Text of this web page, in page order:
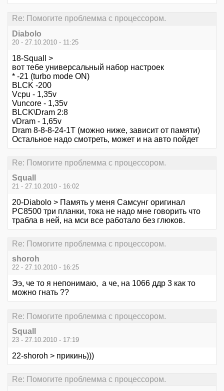
Re: Помогите проблемма с процессором.
Diabolo
20 - 27.10.2010 - 11:25
18-Squall >
вот тебе универсальный набор настроек
* -21 (turbo mode ON)
BLCK -200
Vcpu - 1,35v
Vuncore - 1,35v
BLCK\Dram 2:8
vDram - 1,65v
Dram 8-8-8-24-1T (можно ниже, зависит от памяти)
Остальное надо смотреть, может и на авто пойдет
Re: Помогите проблемма с процессором.
Squall
21 - 27.10.2010 - 16:02
20-Diabolo > Память у меня Самсунг оригинал
РС8500 три планки, тока не надо мне говорить что
трабла в ней, на мси все работало без глюков.
Re: Помогите проблемма с процессором.
shoroh
22 - 27.10.2010 - 16:25
Ээ, че то я непонимаю, а че, на 1066 ддр 3 как то
можно гнать ??
Re: Помогите проблемма с процессором.
Squall
23 - 27.10.2010 - 17:19
22-shoroh > прикинь)))
Re: Помогите проблемма с процессором.